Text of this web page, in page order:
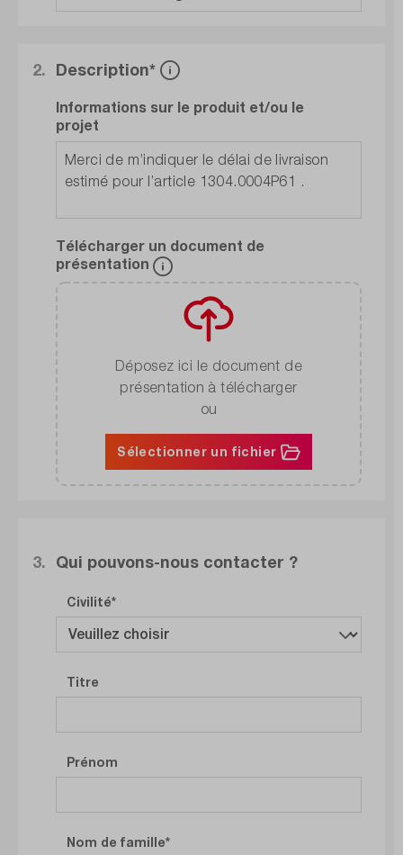
Description*
2.
Informations sur le produit et/ou le
projet
Télécharger un document de
présentation
Déposez ici le document de
présentation à télécharger
ou
Sélectionner un fichier
Qui pouvons-nous contacter ?
3.
Civilité
Titre
Prénom
Nom de famille